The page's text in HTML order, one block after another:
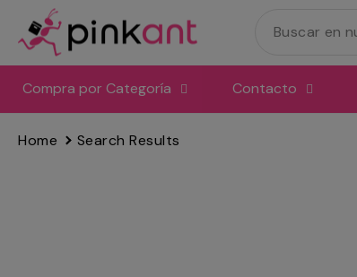
directamente
al
contenido
Compra por Categoría Contacto
Home Search Results